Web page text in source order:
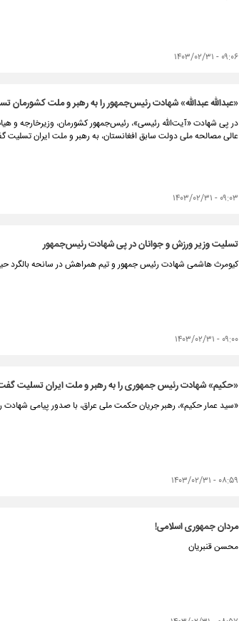
۰۹:۰۶ - ۱۴۰۳/۰۲/۳۱
«عبدالله عبدالله» شهادت رئیس‌جمهور را به رهبر و ملت کشورمان
در پی شهادت «آیت‌الله رئیسی»، رئیس‌جمهور کشورمان، وزیر‌خارجه و
عالی مصالحه ملی دولت سابق افغانستان، به رهبر و ملت ایران تسلیت
۰۹:۰۳ - ۱۴۰۳/۰۲/۳۱
تسلیت وزیر ورزش و جوانان در پی شهادت رئیس‌‌جمهور
کیومرث هاشمی شهادت رئیس جمهور و تیم همراهش در سانحه‌ بالگرد
۰۹:۰۰ - ۱۴۰۳/۰۲/۳۱
«حکیم» شهادت رئیس جمهوری را به رهبر و ملت ایران تسلیت
«سید عمار حکیم»، رهبر جریان حکمت ملی عراق، با صدور پیامی
۰۸:۵۹ - ۱۴۰۳/۰۲/۳۱
مردان جمهوری اسلامی!
محسن قنبریان